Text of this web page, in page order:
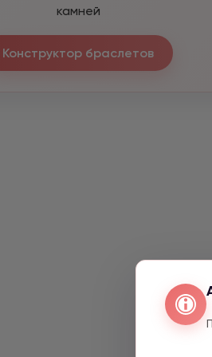
камней
Конструктор браслетов